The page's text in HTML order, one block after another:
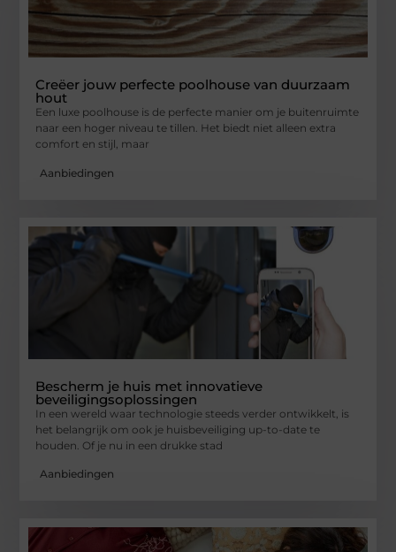
Creëer jouw perfecte poolhouse van duurzaam
hout
Een luxe poolhouse is de perfecte manier om je buitenruimte
naar een hoger niveau te tillen. Het biedt niet alleen extra
comfort en stijl, maar
Aanbiedingen
Bescherm je huis met innovatieve
beveiligingsoplossingen
In een wereld waar technologie steeds verder ontwikkelt, is
het belangrijk om ook je huisbeveiliging up-to-date te
houden. Of je nu in een drukke stad
Aanbiedingen